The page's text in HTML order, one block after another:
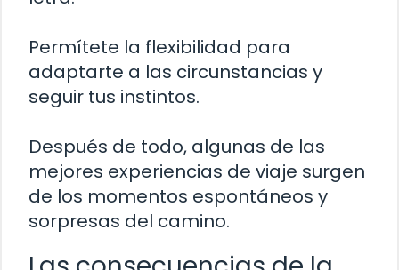
Permítete la flexibilidad para
adaptarte a las circunstancias y
seguir tus instintos.
Después de todo, algunas de las
mejores experiencias de viaje surgen
de los momentos espontáneos y
sorpresas del camino.